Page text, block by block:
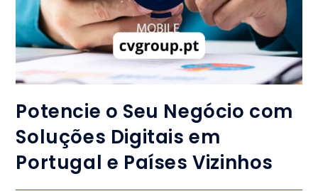
Potencie o Seu Negócio com
Soluções Digitais em
Portugal e Países Vizinhos